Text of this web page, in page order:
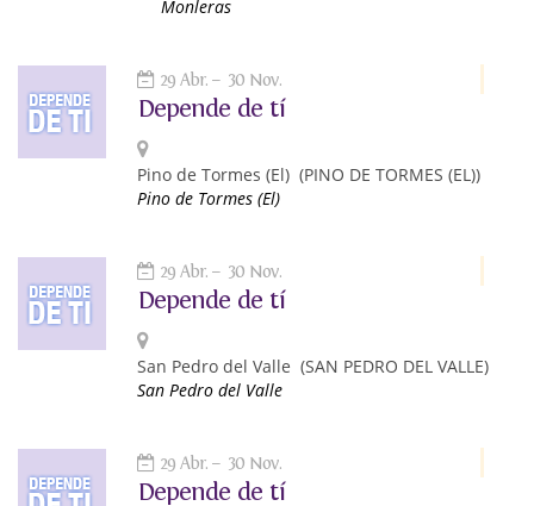
Monleras
29 Abr. 30 Nov.
Depende de tí
Pino de Tormes (El) (PINO DE TORMES (EL))
Pino de Tormes (El)
29 Abr. 30 Nov.
Depende de tí
San Pedro del Valle (SAN PEDRO DEL VALLE)
San Pedro del Valle
29 Abr. 30 Nov.
Depende de tí